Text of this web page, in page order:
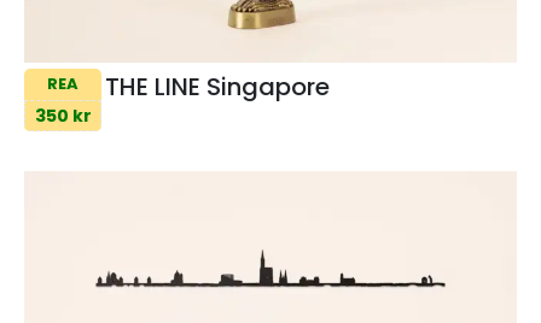
REA
350 kr
THE LINE Singapore